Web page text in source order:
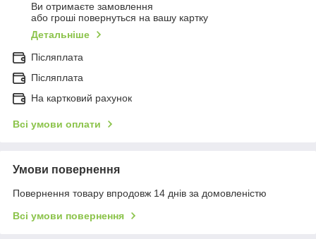
Ви отримаєте замовлення
або гроші повернуться на вашу картку
Детальніше
Післяплата
Післяплата
На картковий рахунок
Всі умови оплати
Умови повернення
Повернення товару впродовж 14 днів за домовленістю
Всі умови повернення